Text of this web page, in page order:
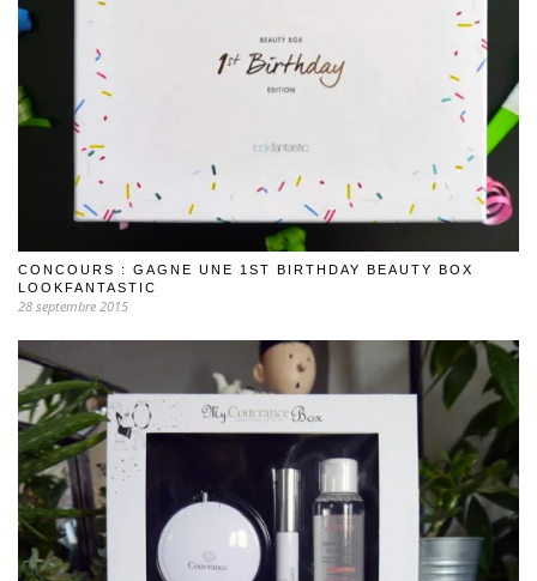
CONCOURS : GAGNE UNE 1ST BIRTHDAY BEAUTY BOX
LOOKFANTASTIC
28 septembre 2015